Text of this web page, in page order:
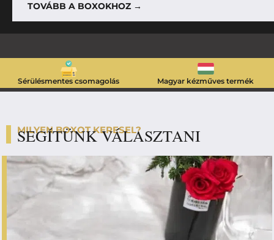
TOVÁBB A BOXOKHOZ →
Sérülésmentes csomagolás Magyar kézműves termék
MILYEN BOXOT KERESEL?
SEGÍTÜNK VÁLASZTANI